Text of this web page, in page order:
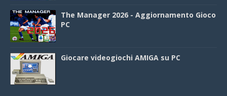
The Manager 2026 - Aggiornamento Gioco
PC
Giocare videogiochi AMIGA su PC